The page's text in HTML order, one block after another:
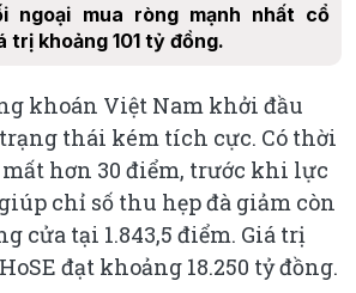
ngoại mua ròng mạnh nhất cổ
trị khoảng 101 tỷ đồng.
khoán Việt Nam khởi đầu
thái kém tích cực. Có thời
hơn 30 điểm, trước khi lực
chỉ số thu hẹp đà giảm còn
cửa tại 1.843,5 điểm. Giá trị
đạt khoảng 18.250 tỷ đồng.